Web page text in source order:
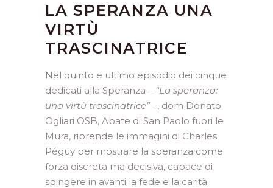
LA SPERANZA UNA
VIRTÙ
TRASCINATRICE
Nel quinto e ultimo episodio dei cinque
dedicati alla Speranza – “La speranza:
una virtù trascinatrice” –, dom Donato
Ogliari OSB, Abate di San Paolo fuori le
Mura, riprende le immagini di Charles
Péguy per mostrare la speranza come
forza discreta ma decisiva, capace di
spingere in avanti la fede e la carità.